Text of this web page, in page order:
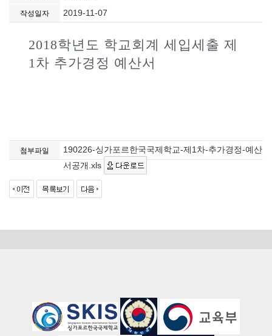
작성일자 2019-11-07
2018학년도 학교회계 세입세출 제
1차 추가경정 예산서
첨부파일
190226-싱가포르한국국제학교-제1차-추가경정-예산
서공개.xls